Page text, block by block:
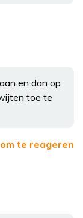
en dan op
toe te
te reageren